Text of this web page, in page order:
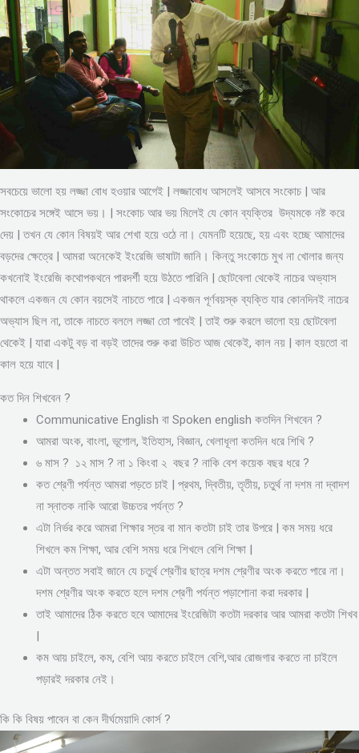
সবচেয়ে ভালো হয় লজ্জা বোধ হওয়ার আগেই | লজ্জাবোধ আসলেই আসবে সংকোচ | আর
সংকোচের সঙ্গেই আসে ভয়। | সংকোচ আর ভয় মিলেই যে কোন ব্যক্তির উদ্যমকে নষ্ট করে
দেয় | তখন যে কোন বিষয়ই আর শেখা হয়ে ওঠে না। যেমনটি হয়েছে, হয় এবং হচ্ছে আমাদের
বড়দের ক্ষেত্রে | আমরা অনেকেই ইংরেজি ভাষাটা জানি। কিন্তু সংকোচে মুখ না খোলার জন্য
কখনোই ইংরেজি কথোপকথনে পারদর্শী হয়ে উঠতে পারিনি | ছোটবেলা থেকেই নাচের অভ্যাস
থাকলে একজন যে কোন বয়সেই নাচতে পারে | একজন পূর্ণবয়স্ক ব্যক্তি যার কোনদিনই নাচের
অভ্যাস ছিল না, তাকে নাচতে বললে লজ্জা তো পাবেই | তাই শুরু করলে ভালো হয় ছোটবেলা
থেকেই | যারা একটু বড় বা বড়ই তাদের শুরু করা উচিত আজ থেকেই, কাল নয় | কাল হয়তো বা
কাল হয়ে যাবে |
কত দিন শিখবেন ?
Communicative English বা Spoken english কতদিন শিখবেন ?
আমরা অংক, বাংলা, ভূগোল, ইতিহাস, বিজ্ঞান, খেলাধূলা কতদিন ধরে শিখি ?
৬ মাস ? ১২ মাস ? না ১ কিংবা ২ বছর ? নাকি বেশ কয়েক বছর ধরে ?
কত শ্রেণী পর্যন্ত আমরা পড়তে চাই | প্রথম, দ্বিতীয়, তৃতীয়, চতুর্থ না দশম না দ্বাদশ
না স্নাতক নাকি আরো উচ্চতর পর্যন্ত ?
এটা নির্ভর করে আমরা শিক্ষার স্তর বা মান কতটা চাই তার উপরে | কম সময় ধরে
শিখলে কম শিক্ষা, আর বেশি সময় ধরে শিখলে বেশি শিক্ষা |
এটা অন্তত সবাই জানে যে চতুর্থ শ্রেণীর ছাত্র দশম শ্রেণীর অংক করতে পারে না।
দশম শ্রেণীর অংক করতে হলে দশম শ্রেণী পর্যন্ত পড়াশোনা করা দরকার |
তাই আমাদের ঠিক করতে হবে আমাদের ইংরেজিটা কতটা দরকার আর আমরা কতটা শিখব
|
কম আয় চাইলে, কম, বেশি আয় করতে চাইলে বেশি,আর রোজগার করতে না চাইলে
পড়ারই দরকার নেই।
কি কি বিষয় পাবেন বা কেন দীর্ঘমেয়াদি কোর্স ?